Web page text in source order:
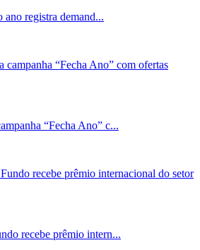
registra demand...
“Fecha Ano” c...
recebe prêmio intern...